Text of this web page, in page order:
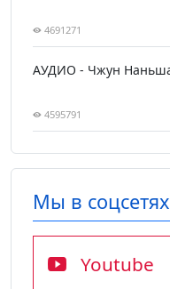
4691271
АУДИО - Чжун
4595791
Мы в соцсетях
Youtube